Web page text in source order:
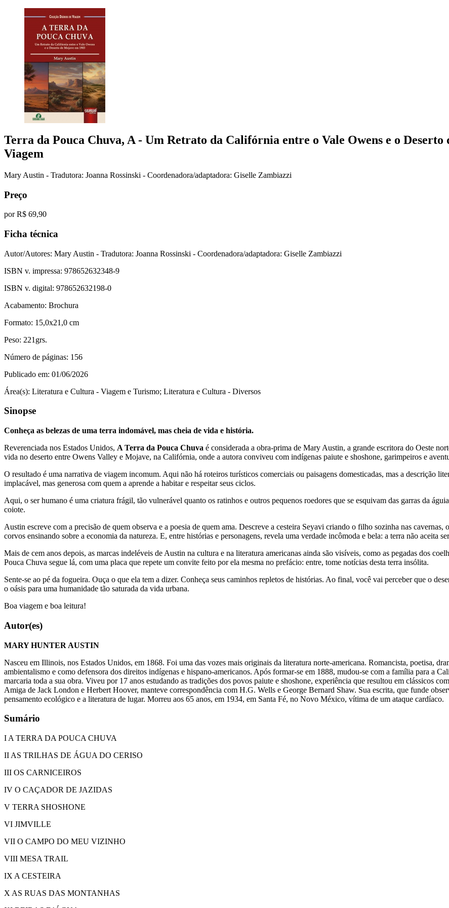
Terra da Pouca Chuva, A - Um Retrato da Califórnia entre o Vale Owens e o Deserto
Viagem
Mary Austin - Tradutora: Joanna Rossinski - Coordenadora/adaptadora: Giselle Zambiazzi
Preço
porR$ 69,90
Ficha técnica
Autor/Autores: Mary Austin - Tradutora: Joanna Rossinski - Coordenadora/adaptadora: Giselle Zambiazzi
ISBN v. impressa: 978652632348-9
ISBN v. digital: 978652632198-0
Acabamento: Brochura
Formato: 15,0x21,0 cm
Peso: 221grs.
Número de páginas: 156
Publicado em: 01/06/2026
Área(s): Literatura e Cultura - Viagem e Turismo; Literatura e Cultura - Diversos
Sinopse
Conheça as belezas de uma terra indomável, mas cheia de vida e história.
Reverenciada nos Estados Unidos, A Terra da Pouca Chuva é considerada a obra-prima de Mary Austin, a grande escritora do Oeste
vida no deserto entre Owens Valley e Mojave, na Califórnia, onde a autora conviveu com indígenas paiute e shoshone, garimpeiros e
O resultado é uma narrativa de viagem incomum. Aqui não há roteiros turísticos comerciais ou paisagens domesticadas, mas a descrição
implacável, mas generosa com quem a aprende a habitar e respeitar seus ciclos.
Aqui, o ser humano é uma criatura frágil, tão vulnerável quanto os ratinhos e outros pequenos roedores que se esquivam das garras da
coiote.
Austin escreve com a precisão de quem observa e a poesia de quem ama. Descreve a cesteira Seyavi criando o filho sozinha nas
corvos ensinando sobre a economia da natureza. E, entre histórias e personagens, revela uma verdade incômoda e bela: a terra não aceita
Mais de cem anos depois, as marcas indeléveis de Austin na cultura e na literatura americanas ainda são visíveis, como as pegadas dos
Pouca Chuva segue lá, com uma placa que repete um convite feito por ela mesma no prefácio: entre, tome notícias desta terra insólita.
Sente-se ao pé da fogueira. Ouça o que ela tem a dizer. Conheça seus caminhos repletos de histórias. Ao final, você vai perceber que o
o oásis para uma humanidade tão saturada da vida urbana.
Boa viagem e boa leitura!
Autor(es)
MARY HUNTER AUSTIN
Nasceu em Illinois, nos Estados Unidos, em 1868. Foi uma das vozes mais originais da literatura norte-americana. Romancista, poetisa,
ambientalismo e como defensora dos direitos indígenas e hispano-americanos. Após formar-se em 1888, mudou-se com a família para a
marcaria toda a sua obra. Viveu por 17 anos estudando as tradições dos povos paiute e shoshone, experiência que resultou em clássicos
Amiga de Jack London e Herbert Hoover, manteve correspondência com H.G. Wells e George Bernard Shaw. Sua escrita, que funde
pensamento ecológico e a literatura de lugar. Morreu aos 65 anos, em 1934, em Santa Fé, no Novo México, vítima de um ataque cardíaco.
Sumário
I A TERRA DA POUCA CHUVA
II AS TRILHAS DE ÁGUA DO CERISO
III OS CARNICEIROS
IV O CAÇADOR DE JAZIDAS
V TERRA SHOSHONE
VI JIMVILLE
VII O CAMPO DO MEU VIZINHO
VIII MESA TRAIL
IX A CESTEIRA
X AS RUAS DAS MONTANHAS